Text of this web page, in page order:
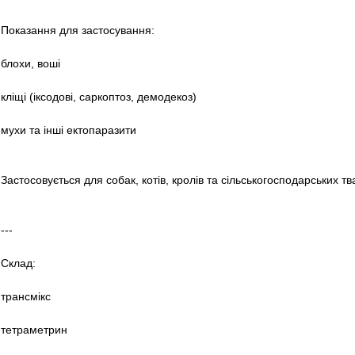
Показання для застосування:
блохи, воші
кліщі (іксодові, саркоптоз, демодекоз)
мухи та інші ектопаразити
Застосовується для собак, котів, кролів та сільськогосподарських
---
Склад:
трансмікс
тетраметрин